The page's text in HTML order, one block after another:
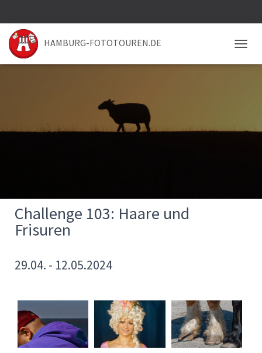
HAMBURG-FOTOTOUREN.DE
Challenge 103: Haare und
Frisuren
29.04. - 12.05.2024